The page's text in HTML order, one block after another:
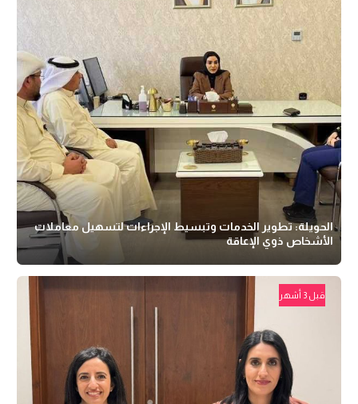
الحويلة: تطوير الخدمات وتبسيط الإجراءات لتسهيل معاملات
الأشخاص ذوي الإعاقة
قبل 3 أشهر